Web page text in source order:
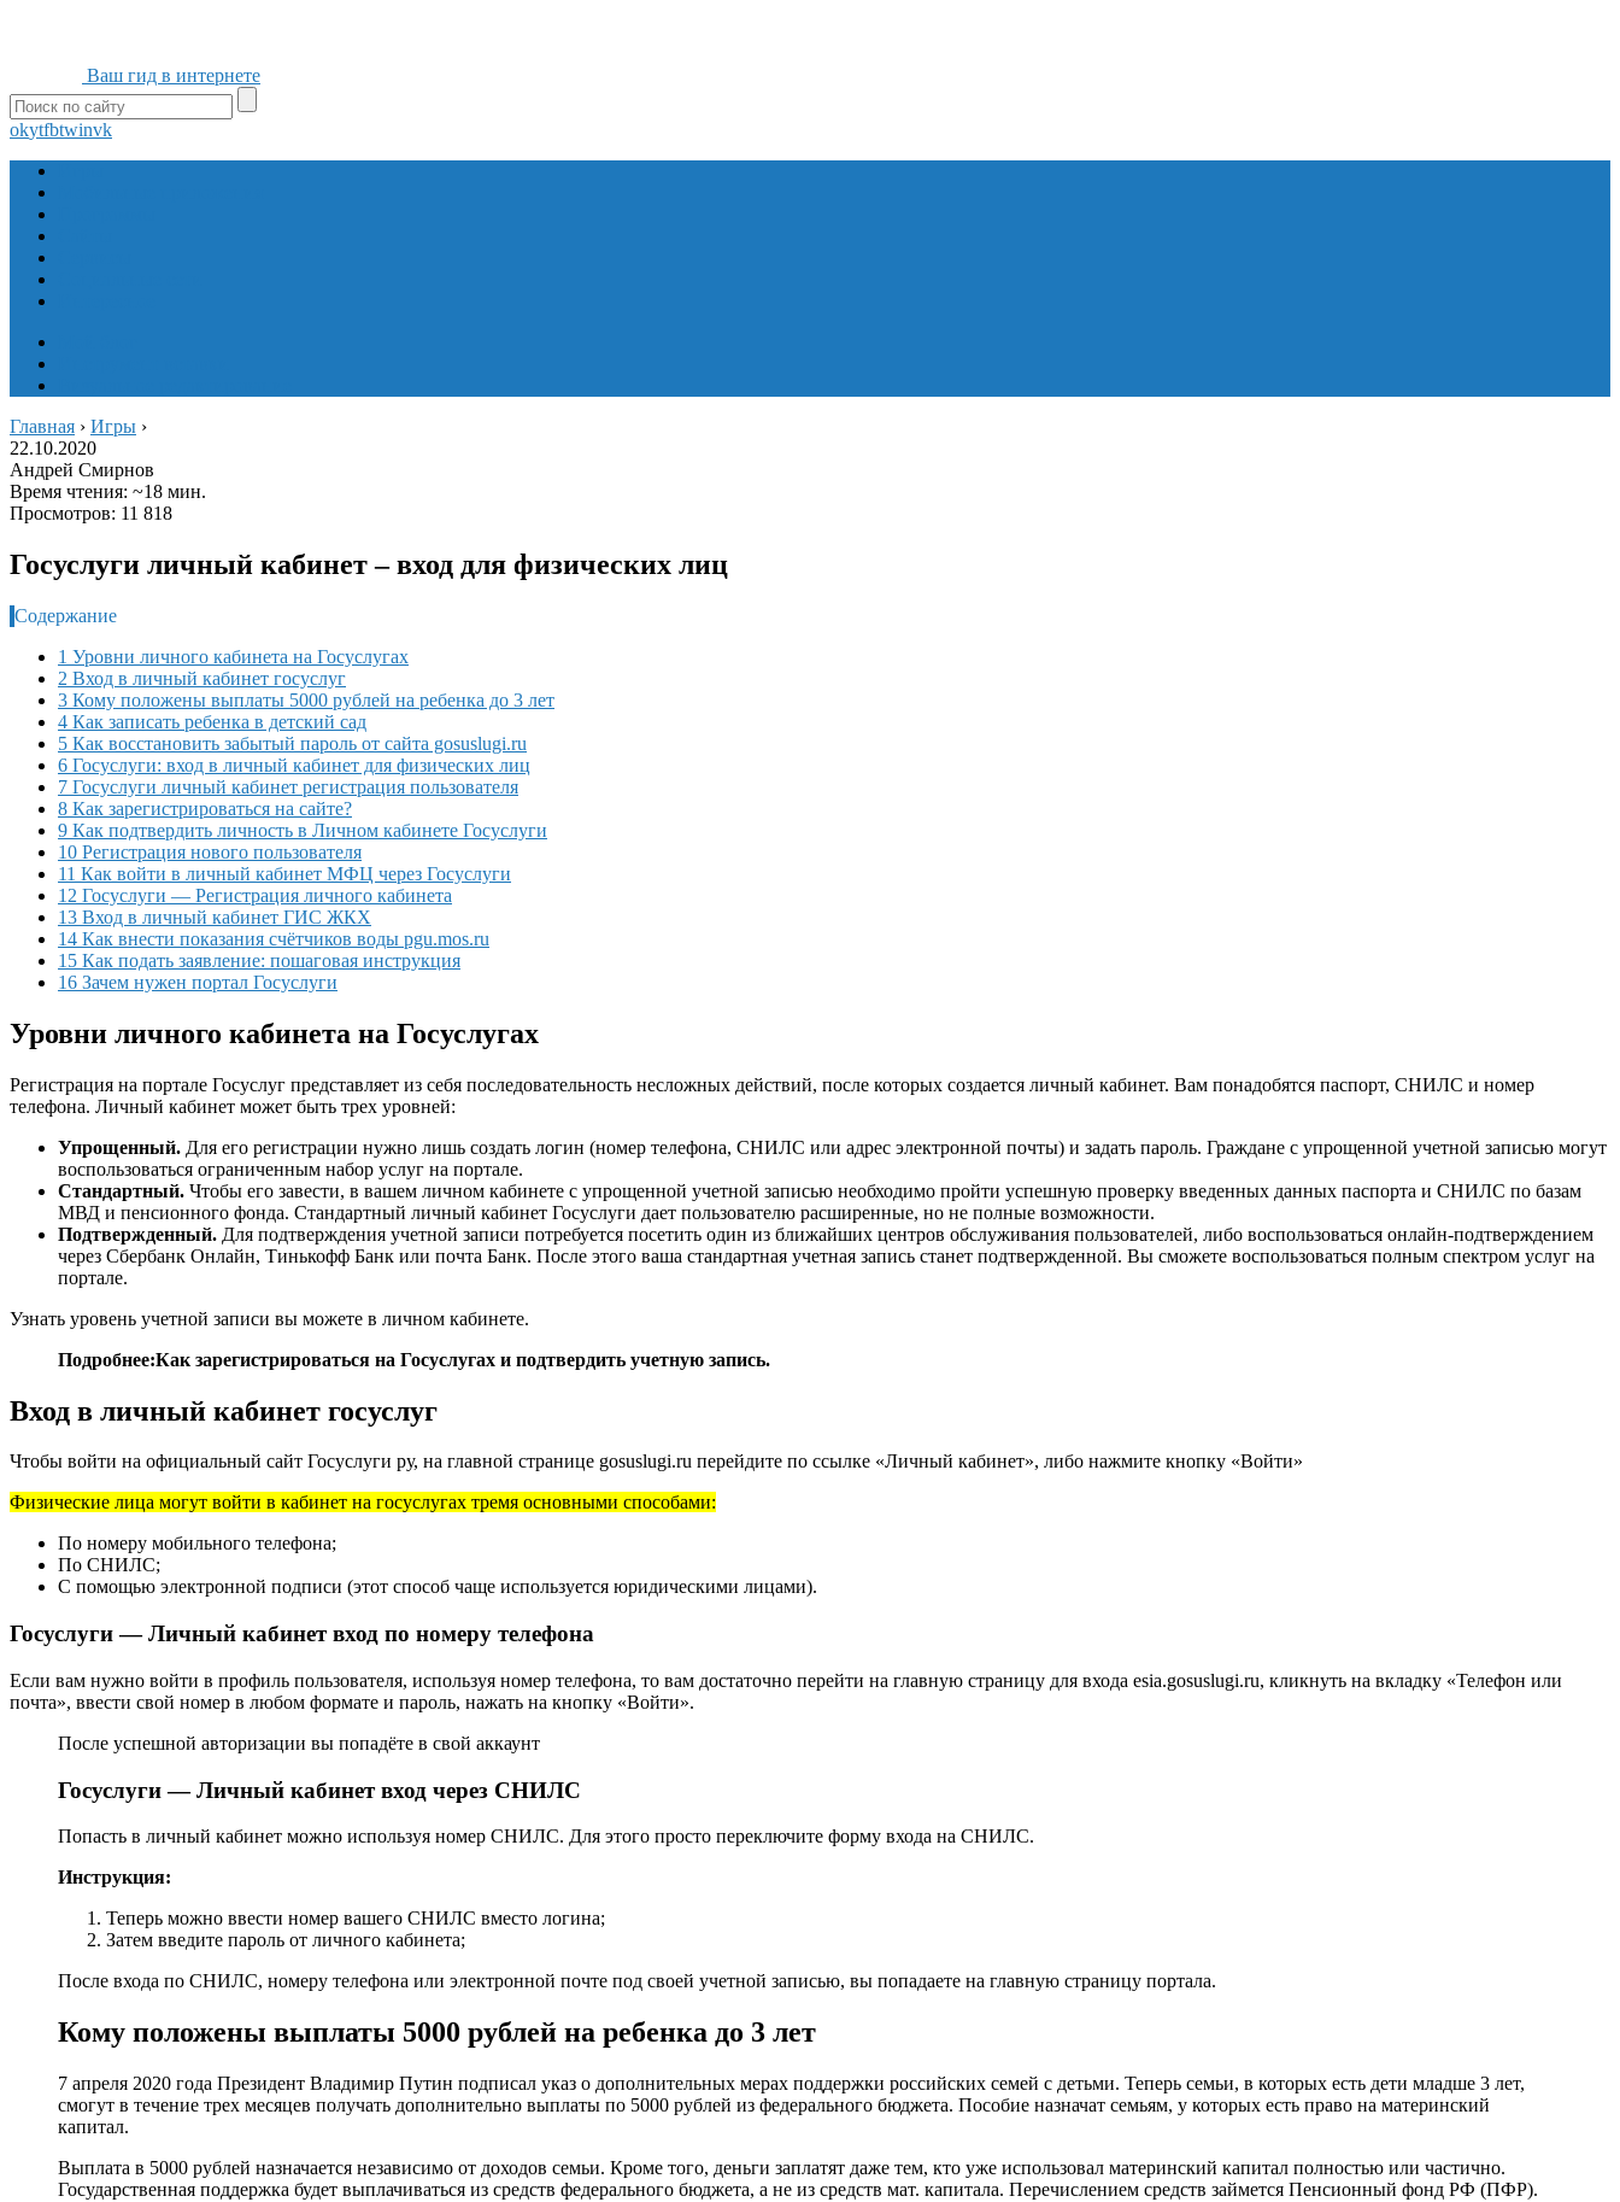
Ваш гид в интернете
okytfbtwinvk
Главная › Игры ›
22.10.2020
Андрей Смирнов
Время чтения: ~18 мин.
Просмотров: 11 818
Госуслуги личный кабинет – вход для физических лиц
Содержание
1 Уровни личного кабинета на Госуслугах
2 Вход в личный кабинет госуслуг
3 Кому положены выплаты 5000 рублей на ребенка до 3 лет
4 Как записать ребенка в детский сад
5 Как восстановить забытый пароль от сайта gosuslugi.ru
6 Госуслуги: вход в личный кабинет для физических лиц
7 Госуслуги личный кабинет регистрация пользователя
8 Как зарегистрироваться на сайте?
9 Как подтвердить личность в Личном кабинете Госуслуги
10 Регистрация нового пользователя
11 Как войти в личный кабинет МФЦ через Госуслуги
12 Госуслуги — Регистрация личного кабинета
13 Вход в личный кабинет ГИС ЖКХ
14 Как внести показания счётчиков воды pgu.mos.ru
15 Как подать заявление: пошаговая инструкция
16 Зачем нужен портал Госуслуги
Уровни личного кабинета на Госуслугах
Регистрация на портале Госуслуг представляет из себя последовательность несложных действий, после которых создается личный кабинет. Вам понадобятся паспорт, СНИЛС и номер
телефона. Личный кабинет может быть трех уровней:
Упрощенный. Для его регистрации нужно лишь создать логин (номер телефона, СНИЛС или адрес электронной почты) и задать пароль. Граждане с упрощенной учетной записью могут
воспользоваться ограниченным набор услуг на портале.
Стандартный. Чтобы его завести, в вашем личном кабинете с упрощенной учетной записью необходимо пройти успешную проверку введенных данных паспорта и СНИЛС по базам
МВД и пенсионного фонда. Стандартный личный кабинет Госуслуги дает пользователю расширенные, но не полные возможности.
Подтвержденный. Для подтверждения учетной записи потребуется посетить один из ближайших центров обслуживания пользователей, либо воспользоваться онлайн-подтверждением
через Сбербанк Онлайн, Тинькофф Банк или почта Банк. После этого ваша стандартная учетная запись станет подтвержденной. Вы сможете воспользоваться полным спектром услуг на
портале.
Узнать уровень учетной записи вы можете в личном кабинете.
Подробнее:Как зарегистрироваться на Госуслугах и подтвердить учетную запись.
Вход в личный кабинет госуслуг
Чтобы войти на официальный сайт Госуслуги ру, на главной странице gosuslugi.ru перейдите по ссылке «Личный кабинет», либо нажмите кнопку «Войти»
Физические лица могут войти в кабинет на госуслугах тремя основными способами:
По номеру мобильного телефона;
По СНИЛС;
С помощью электронной подписи (этот способ чаще используется юридическими лицами).
Госуслуги — Личный кабинет вход по номеру телефона
Если вам нужно войти в профиль пользователя, используя номер телефона, то вам достаточно перейти на главную страницу для входа esia.gosuslugi.ru, кликнуть на вкладку «Телефон или
почта», ввести свой номер в любом формате и пароль, нажать на кнопку «Войти».
После успешной авторизации вы попадёте в свой аккаунт
Госуслуги — Личный кабинет вход через СНИЛС
Попасть в личный кабинет можно используя номер СНИЛС. Для этого просто переключите форму входа на СНИЛС.
Инструкция:
Теперь можно ввести номер вашего СНИЛС вместо логина;
Затем введите пароль от личного кабинета;
После входа по СНИЛС, номеру телефона или электронной почте под своей учетной записью, вы попадаете на главную страницу портала.
Кому положены выплаты 5000 рублей на ребенка до 3 лет
7 апреля 2020 года Президент Владимир Путин подписал указ о дополнительных мерах поддержки российских семей с детьми. Теперь семьи, в которых есть дети младше 3 лет,
смогут в течение трех месяцев получать дополнительно выплаты по 5000 рублей из федерального бюджета. Пособие назначат семьям, у которых есть право на материнский
капитал.
Выплата в 5000 рублей назначается независимо от доходов семьи. Кроме того, деньги заплатят даже тем, кто уже использовал материнский капитал полностью или частично.
Государственная поддержка будет выплачиваться из средств федерального бюджета, а не из средств мат. капитала. Перечислением средств займется Пенсионный фонд РФ (ПФР).